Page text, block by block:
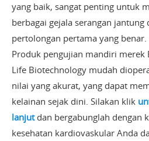
yang baik, sangat penting untuk
berbagai gejala serangan jantung
pertolongan pertama yang benar.
Produk pengujian mandiri merek
Life Biotechnology mudah
nilai yang akurat, yang dapat
kelainan sejak dini. Silakan klik
lanjutdan bergabunglah dengan
kesehatan kardiovaskular Anda